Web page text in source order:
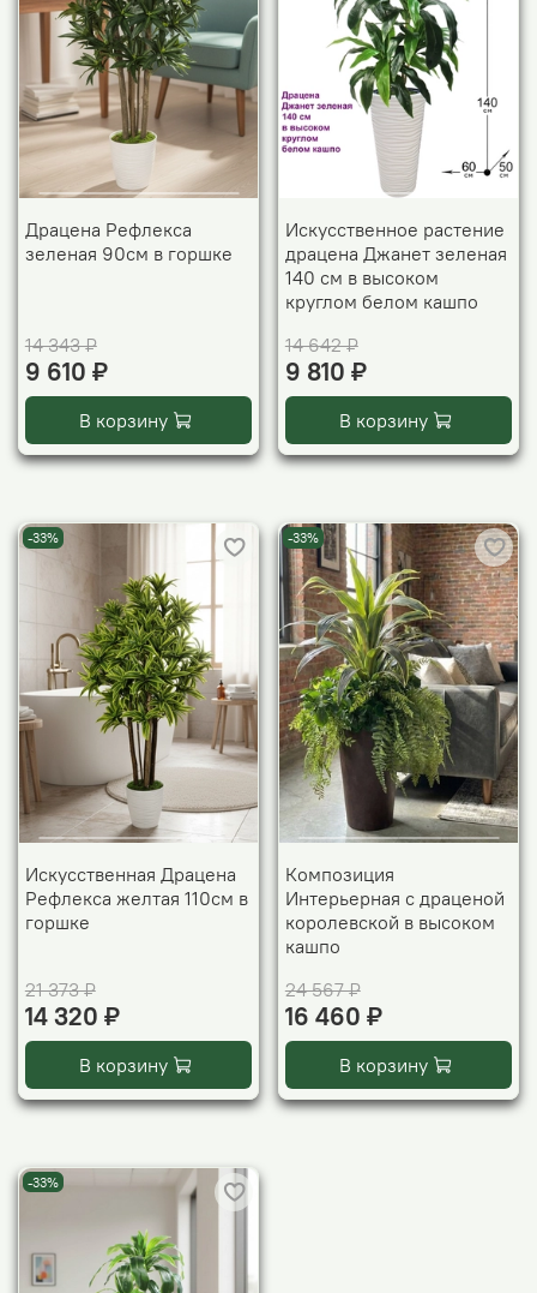
Драцена Рефлекса
зеленая 90см в горшке
14 343 ₽
9 610 ₽
В корзину
Искусственное растение
драцена Джанет зеленая
140 см в высоком
круглом белом кашпо
14 642 ₽
9 810 ₽
В корзину
-33%
Искусственная Драцена
Рефлекса желтая 110см в
горшке
21 373 ₽
14 320 ₽
В корзину
-33%
Композиция
Интерьерная с драценой
королевской в высоком
кашпо
24 567 ₽
16 460 ₽
В корзину
-33%